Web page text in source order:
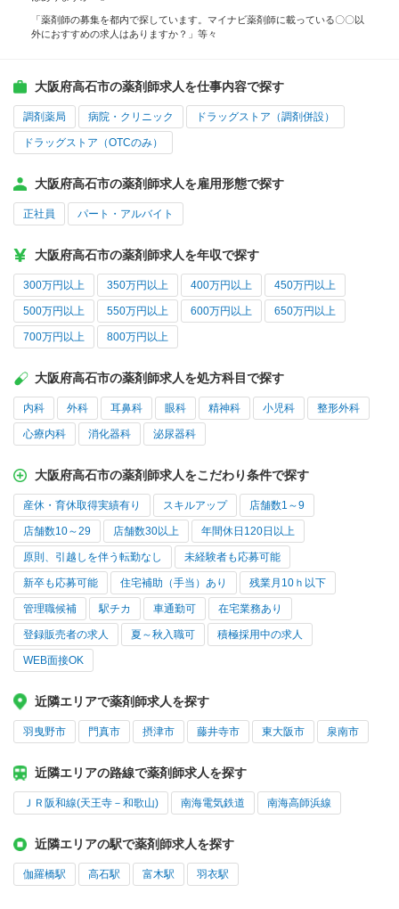
「薬剤師の募集を都内で探しています。マイナビ薬剤師に載っている〇〇以
外におすすめの求人はありますか？」等々
大阪府高石市の薬剤師求人を仕事内容で探す
調剤薬局 病院・クリニック ドラッグストア（調剤併設）
ドラッグストア（OTCのみ）
大阪府高石市の薬剤師求人を雇用形態で探す
正社員 パート・アルバイト
大阪府高石市の薬剤師求人を年収で探す
300万円以上 350万円以上 400万円以上 450万円以上
500万円以上 550万円以上 600万円以上 650万円以上
700万円以上 800万円以上
大阪府高石市の薬剤師求人を処方科目で探す
内科 外科 耳鼻科 眼科 精神科 小児科 整形外科
心療内科 消化器科 泌尿器科
大阪府高石市の薬剤師求人をこだわり条件で探す
産休・育休取得実績有り スキルアップ 店舗数1～9
店舗数10～29 店舗数30以上 年間休日120日以上
原則、引越しを伴う転勤なし 未経験者も応募可能
新卒も応募可能 住宅補助（手当）あり 残業月10ｈ以下
管理職候補 駅チカ 車通勤可 在宅業務あり
登録販売者の求人 夏～秋入職可 積極採用中の求人
WEB面接OK
近隣エリアで薬剤師求人を探す
羽曳野市 門真市 摂津市 藤井寺市 東大阪市 泉南市
近隣エリアの路線で薬剤師求人を探す
ＪＲ阪和線(天王寺－和歌山) 南海電気鉄道 南海高師浜線
近隣エリアの駅で薬剤師求人を探す
伽羅橋駅 高石駅 富木駅 羽衣駅